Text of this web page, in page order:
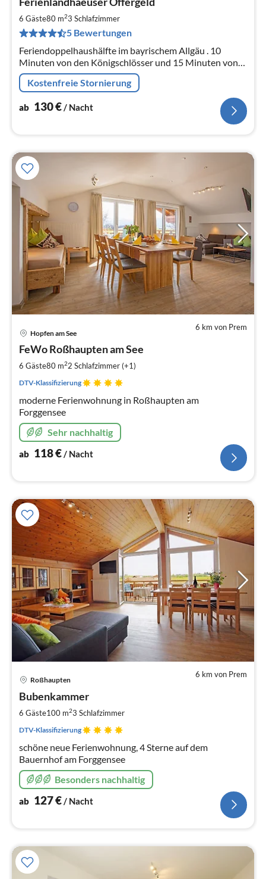
6 Gäste80 m23 Schlafzimmer
5 Bewertungen
Feriendoppelhaushälfte im bayrischem Allgäu . 10
Minuten von den Königschlösser und 15 Minuten von
Füssen entfernt.
Kostenfreie Stornierung
ab 130€/ Nacht
6 km von Prem
Hopfen am See
FeWo Roßhaupten am See
6 Gäste80 m22 Schlafzimmer (+1)
DTV-Klassifizierung
moderne Ferienwohnung in Roßhaupten am
Forggensee
Sehr nachhaltig
ab 118€/ Nacht
6 km von Prem
Roßhaupten
Bubenkammer
6 Gäste100 m23 Schlafzimmer
DTV-Klassifizierung
schöne neue Ferienwohnung, 4 Sterne auf dem
Bauernhof am Forggensee
Besonders nachhaltig
ab 127€ / Nacht